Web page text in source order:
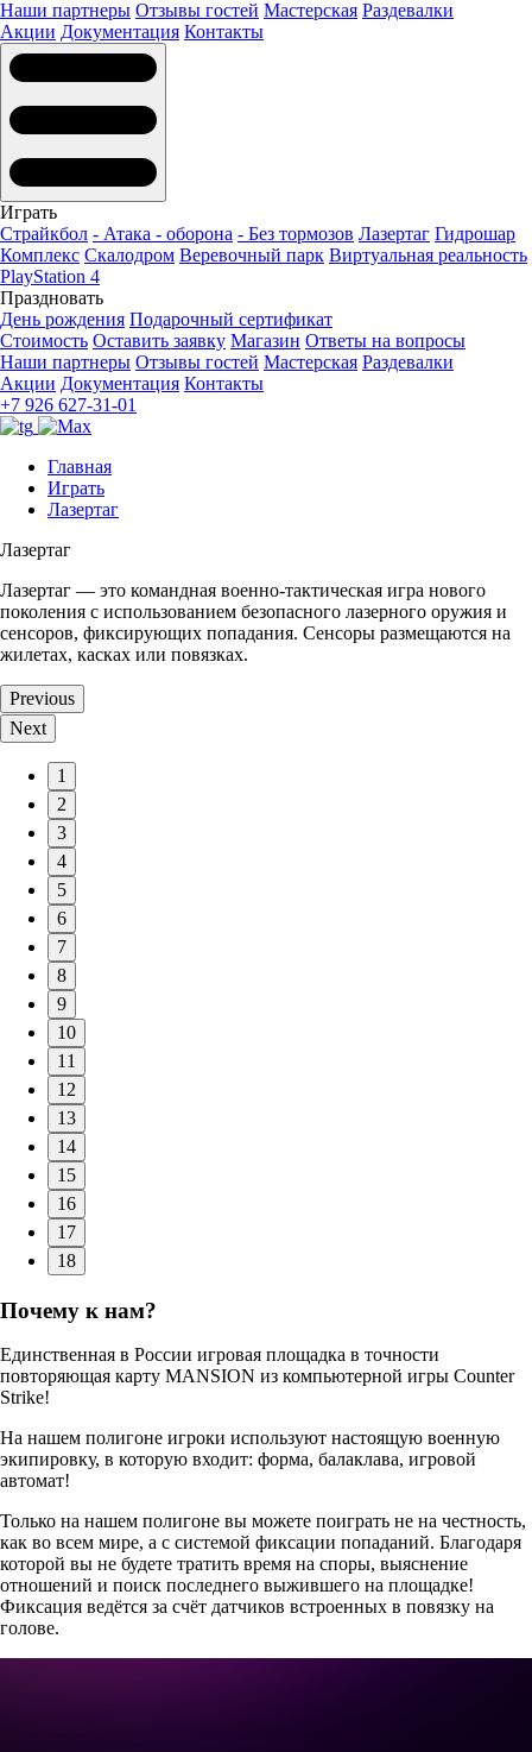
Наши партнеры Отзывы гостей Мастерская Раздевалки
Акции Документация Контакты
Играть
Страйкбол - Атака - оборона - Без тормозов Лазертаг Гидрошар
Комплекс Скалодром Веревочный парк Виртуальная реальность
PlayStation 4
Праздновать
День рождения Подарочный сертификат
Стоимость Оставить заявку Магазин Ответы на вопросы
Наши партнеры Отзывы гостей Мастерская Раздевалки
Акции Документация Контакты
+7 926 627-31-01
Главная
Играть
Лазертаг
Лазертаг
Лазертаг — это командная военно-тактическая игра нового
поколения с использованием безопасного лазерного оружия и
сенсоров, фиксирующих попадания. Сенсоры размещаются на
жилетах, касках или повязках.
Previous
Next
1
2
3
4
5
6
7
8
9
10
11
12
13
14
15
16
17
18
Почему к нам?
Единственная в России игровая площадка в точности
повторяющая карту MANSION из компьютерной игры Counter
Strike!
На нашем полигоне игроки используют настоящую военную
экипировку, в которую входит: форма, балаклава, игровой
автомат!
Только на нашем полигоне вы можете поиграть не на честность,
как во всем мире, а с системой фиксации попаданий. Благодаря
которой вы не будете тратить время на споры, выяснение
отношений и поиск последнего выжившего на площадке!
Фиксация ведётся за счёт датчиков встроенных в повязку на
голове.